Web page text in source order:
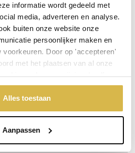
informatie wordt gedeeld met
media, adverteren en analyse.
buiten onze website onze
persoonlijker maken en
voorkeuren. Door op 'accepteren'
met het plaatsen van al onze
wijzigen' zelf
jouw akkoord krijgen. En door te
de functionele cookies
cookieverklaring voor meer
Alles toestaan
Aanpassen
van een gelijkwaardig…
Niet op voorraad